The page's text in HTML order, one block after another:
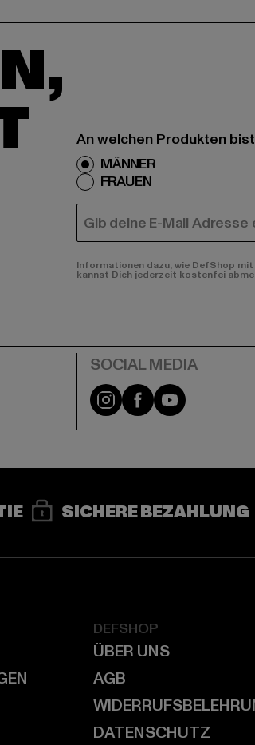
An welchen Produkten
MÄNNER
FRAUEN
E-MAIL
Informationen dazu, wie DefShop
kannst Dich jederzeit kostenfei
Instagram
FacebookYouTube
SICHERE BEZAHLUNG
DEFSHOP
ÜBER UNS
AGB
DATENSCHUTZ